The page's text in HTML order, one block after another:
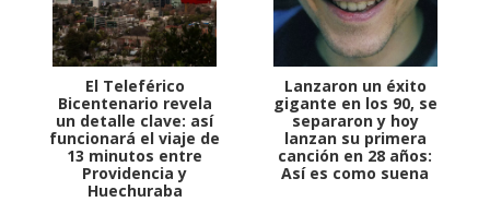
El Teleférico
Bicentenario revela
un detalle clave: así
funcionará el viaje de
13 minutos entre
Providencia y
Huechuraba
Lanzaron un éxito
gigante en los 90, se
separaron y hoy
lanzan su primera
canción en 28 años:
Así es como suena